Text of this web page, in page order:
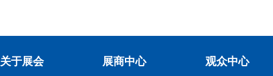
关于展会 展商中心 观众中心